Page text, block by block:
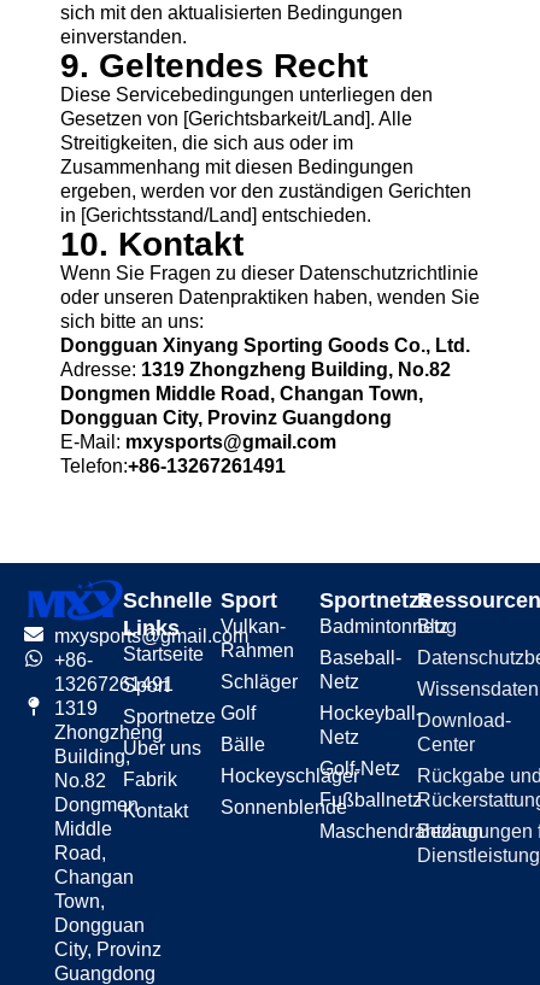
sich mit den aktualisierten Bedingungen
einverstanden.
9. Geltendes Recht
Diese Servicebedingungen unterliegen den
Gesetzen von [Gerichtsbarkeit/Land]. Alle
Streitigkeiten, die sich aus oder im
Zusammenhang mit diesen Bedingungen
ergeben, werden vor den zuständigen Gerichten
in [Gerichtsstand/Land] entschieden.
10. Kontakt
Wenn Sie Fragen zu dieser Datenschutzrichtlinie
oder unseren Datenpraktiken haben, wenden Sie
sich bitte an uns:
Dongguan Xinyang Sporting Goods Co., Ltd.
Adresse: 1319 Zhongzheng Building, No.82
Dongmen Middle Road, Changan Town,
Dongguan City, Provinz Guangdong
E-Mail: mxysports@gmail.com
Telefon:+86-13267261491
mxysports@gmail.com
+86-
13267261491
1319
Zhongzheng
Building,
No.82
Dongmen
Middle
Road,
Changan
Town,
Dongguan
City, Provinz
Guangdong
Schnelle
Links
Startseite
Sport
Sportnetze
Über uns
Fabrik
Kontakt
Sport
Vulkan-
Rahmen
Schläger
Golf
Bälle
Hockeyschläger
Sonnenblende
Sportnetze
Badmintonnetz
Baseball-
Netz
Hockeyball-
Netz
Golf-Netz
Fußballnetz
Maschendrahtzaun
Blog
Download-
Center
Rückgabe
Bedingungen